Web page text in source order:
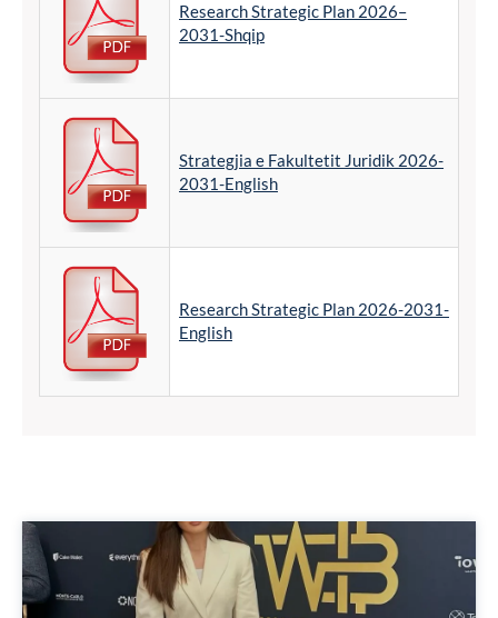
Research Strategic Plan 2026–
2031-Shqip
Strategjia e Fakultetit Juridik 2026-
2031-English
Research Strategic Plan 2026-2031-
English